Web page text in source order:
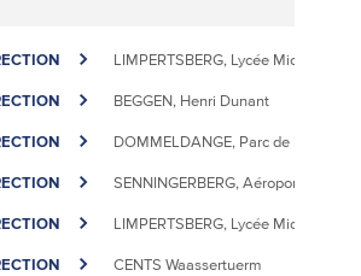
LIMPERTSBERG, Lycée Michel
BEGGEN, Henri Dunant
DOMMELDANGE, Parc de l'Europe
SENNINGERBERG, Aéroport
LIMPERTSBERG, Lycée Michel
CENTS Waassertuerm